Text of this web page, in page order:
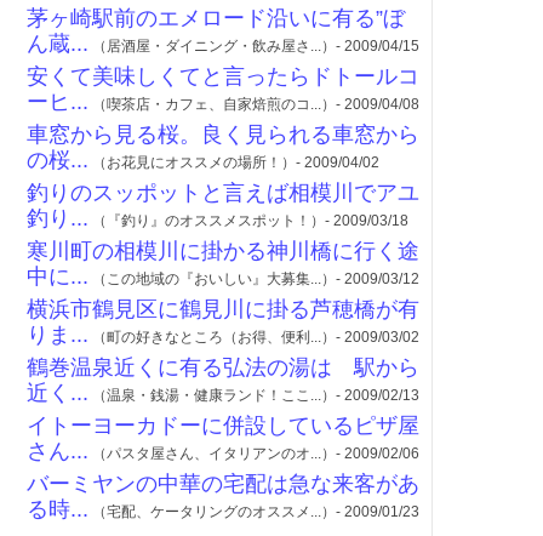
茅ヶ崎駅前のエメロード沿いに有る”ぼ
ん蔵... （居酒屋・ダイニング・飲み屋さ...）- 2009/04/15
安くて美味しくてと言ったらドトールコ
ーヒ... （喫茶店・カフェ、自家焙煎のコ...）- 2009/04/08
車窓から見る桜。良く見られる車窓から
の桜... （お花見にオススメの場所！）- 2009/04/02
釣りのスッポットと言えば相模川でアユ
釣り... （『釣り』のオススメスポット！）- 2009/03/18
寒川町の相模川に掛かる神川橋に行く途
中に... （この地域の『おいしい』大募集...）- 2009/03/12
横浜市鶴見区に鶴見川に掛る芦穂橋が有
りま... （町の好きなところ（お得、便利...）- 2009/03/02
鶴巻温泉近くに有る弘法の湯は 駅から
近く... （温泉・銭湯・健康ランド！ここ...）- 2009/02/13
イトーヨーカドーに併設しているピザ屋
さん... （パスタ屋さん、イタリアンのオ...）- 2009/02/06
バーミヤンの中華の宅配は急な来客があ
る時... （宅配、ケータリングのオススメ...）- 2009/01/23